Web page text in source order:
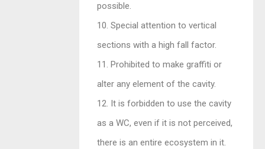
possible.
10. Special attention to vertical
sections with a high fall factor.
11. Prohibited to make graffiti or
alter any element of the cavity.
12. It is forbidden to use the cavity
as a WC, even if it is not perceived,
there is an entire ecosystem in it.